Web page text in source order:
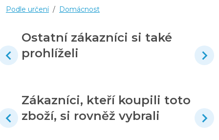
Podle určení / Domácnost
Ostatní zákazníci si také
prohlíželi
Zákazníci, kteří koupili toto
zboží, si rovněž vybrali